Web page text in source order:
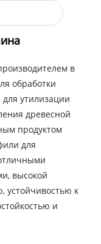
в
обработки
утилизации
древесной
продуктом
для
высокой
устойчивостью к
и